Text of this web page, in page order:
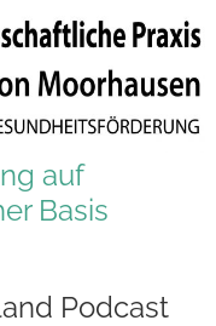
auf
Basis
Podcast